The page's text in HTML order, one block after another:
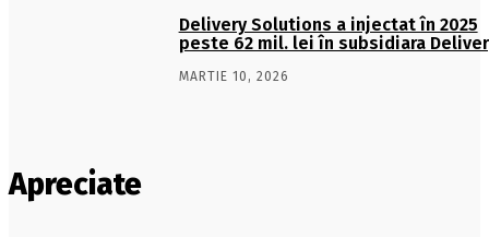
Delivery Solutions a injectat în 2025
peste 62 mil. lei în subsidiara
MARTIE 10, 2026
Apreciate